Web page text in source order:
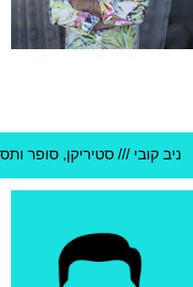
ניב קובי /// סטיריקן, סופר